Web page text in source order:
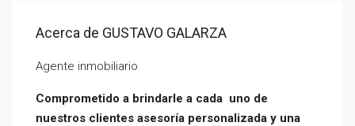
Acerca de GUSTAVO GALARZA
Agente inmobiliario
Comprometido a brindarle a cada uno de
nuestros clientes asesoría personalizada y una